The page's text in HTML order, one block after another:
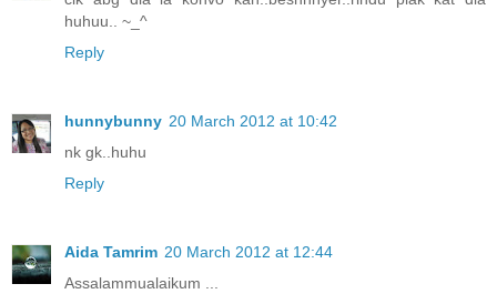
huhuu.. ~_^
Reply
hunnybunny 20 March 2012 at 10:42
nk gk..huhu
Reply
Aida Tamrim 20 March 2012 at 12:44
Assalammualaikum ...